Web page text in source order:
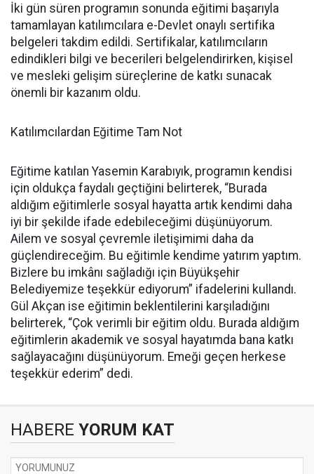
İki gün süren programın sonunda eğitimi başarıyla
tamamlayan katılımcılara e-Devlet onaylı sertifika
belgeleri takdim edildi. Sertifikalar, katılımcıların
edindikleri bilgi ve becerileri belgelendirirken, kişisel
ve mesleki gelişim süreçlerine de katkı sunacak
önemli bir kazanım oldu.
Katılımcılardan Eğitime Tam Not
Eğitime katılan Yasemin Karabıyık, programın kendisi
için oldukça faydalı geçtiğini belirterek, “Burada
aldığım eğitimlerle sosyal hayatta artık kendimi daha
iyi bir şekilde ifade edebileceğimi düşünüyorum.
Ailem ve sosyal çevremle iletişimimi daha da
güçlendireceğim. Bu eğitimle kendime yatırım yaptım.
Bizlere bu imkânı sağladığı için Büyükşehir
Belediyemize teşekkür ediyorum” ifadelerini kullandı.
Gül Akçan ise eğitimin beklentilerini karşıladığını
belirterek, “Çok verimli bir eğitim oldu. Burada aldığım
eğitimlerin akademik ve sosyal hayatımda bana katkı
sağlayacağını düşünüyorum. Emeği geçen herkese
teşekkür ederim” dedi.
HABERE YORUM KAT